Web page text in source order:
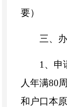
要）
三、
1、申
人年满80
和户口本